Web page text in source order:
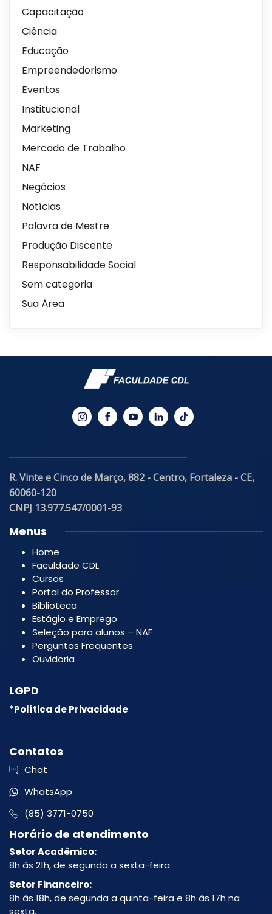
Capacitação
Ciência
Educação
Empreendedorismo
Eventos
Institucional
Marketing
Mercado de Trabalho
NAF
Negócios
Notícias
Palavra de Mestre
Produção Discente
Responsabilidade Social
Sem categoria
Sua Área
R. Vinte e Cinco de Março, 882 - Centro, Fortaleza - CE,
60060-120
CNPJ 13.977.547/0001-93
Menus
Home
Faculdade CDL
Cursos
Portal do Professor
Biblioteca
Estágio e Emprego
Seleção para alunos – NAF
Perguntas Frequentes
Ouvidoria
LGPD
*Política de Privacidade
Contatos
Chat
WhatsApp
(85) 3771-0750
Horário de atendimento
Setor Acadêmico:
8h às 21h, de segunda a sexta-feira.
Setor Financeiro:
8h às 18h, de segunda a quinta-feira e 8h às 17h na
sexta.